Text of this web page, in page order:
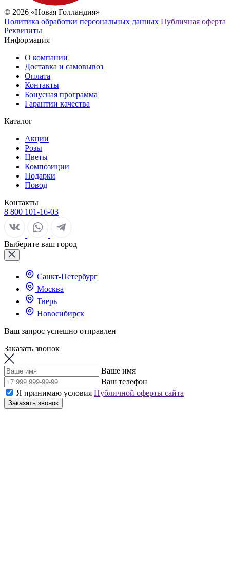
© 2026 «Новая Голландия»
Политика обработки персональных данных Публичная оферта
Реквизиты
Информация
О компании
Доставка и самовывоз
Оплата
Контакты
Бонусная программа
Гарантии качества
Каталог
Акции
Розы
Цветы
Композиции
Подарки
Повод
Контакты
8 800 101-16-03
Выберите ваш город
Санкт-Петербург
Москва
Тверь
Новосибирск
Ваш запрос успешно отправлен
Заказать звонок
Ваше имя
Ваш телефон
Я принимаю условия Публичной оферты сайта
Заказать звонок